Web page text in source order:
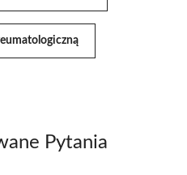
Pytania